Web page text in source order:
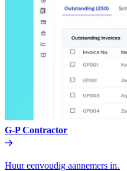
G-P Contractor​​
Huur eenvoudig aannemers in.​​